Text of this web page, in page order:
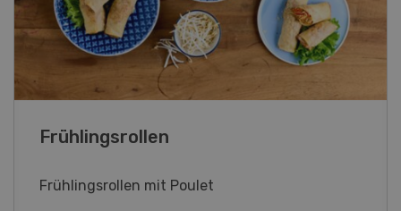
Poulet mit Spinat-Dörrtomaten-